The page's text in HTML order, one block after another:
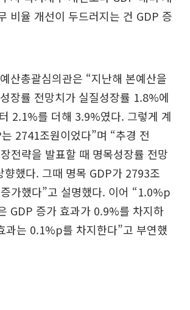
비율 개선이 두드러지는 건 GDP 증
산총괄심의관은 “지난해 본예산을
장률 전망치가 실질성장률 1.8%에
2.1%를 더해 3.9%였다. 그렇게 계
2741조원이었다”며 “추경 전
전략을 발표할 때 명목성장률 전망
했다. 그때 명목 GDP가 2793조
가했다”고 설명했다. 이어 “1.0%p
GDP 증가 효과가 0.9%를 차지하
과는 0.1%p를 차지한다”고 부연했